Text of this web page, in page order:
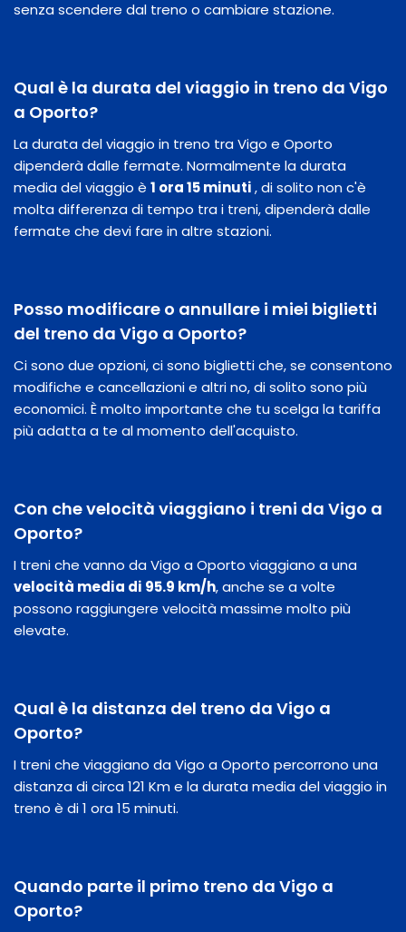
senza scendere dal treno o cambiare stazione.
Qual è la durata del viaggio in treno da Vigo
a Oporto?
La durata del viaggio in treno tra Vigo e Oporto
dipenderà dalle fermate. Normalmente la durata
media del viaggio è 1 ora 15 minuti, di solito non c'è
molta differenza di tempo tra i treni, dipenderà dalle
fermate che devi fare in altre stazioni.
Posso modificare o annullare i miei biglietti
del treno da Vigo a Oporto?
Ci sono due opzioni, ci sono biglietti che, se consentono
modifiche e cancellazioni e altri no, di solito sono più
economici. È molto importante che tu scelga la tariffa
più adatta a te al momento dell'acquisto.
Con che velocità viaggiano i treni da Vigo a
Oporto?
I treni che vanno da Vigo a Oporto viaggiano a una
velocità media di 95.9 km/h, anche se a volte
possono raggiungere velocità massime molto più
elevate.
Qual è la distanza del treno da Vigo a
Oporto?
I treni che viaggiano da Vigo a Oporto percorrono una
distanza di circa 121 Km e la durata media del viaggio in
treno è di 1 ora 15 minuti.
Quando parte il primo treno da Vigo a
Oporto?